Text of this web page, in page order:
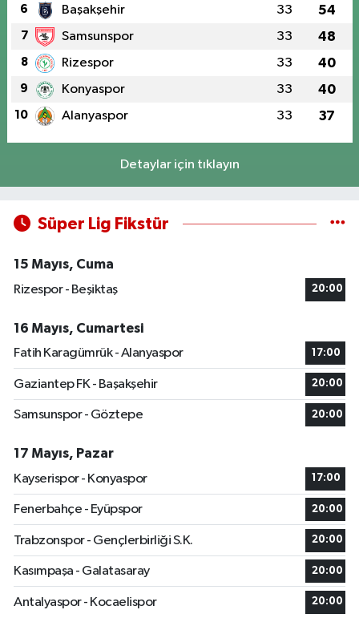
6 Başakşehir 33 54
7 Samsunspor 33 48
8 Rizespor 33 40
9 Konyaspor 33 40
10 Alanyaspor 33 37
Detaylar için tıklayın
Süper Lig Fikstür
15 Mayıs, Cuma
Rizespor - Beşiktaş
20:00
16 Mayıs, Cumartesi
Fatih Karagümrük - Alanyaspor
17:00
Gaziantep FK - Başakşehir 20:00
Samsunspor - Göztepe 20:00
17 Mayıs, Pazar
Kayserispor - Konyaspor
17:00
Fenerbahçe - Eyüpspor 20:00
Trabzonspor - Gençlerbirliği S.K. 20:00
Kasımpaşa - Galatasaray 20:00
Antalyaspor - Kocaelispor 20:00